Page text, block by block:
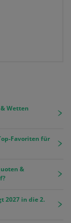
Wetten
Favoriten für
&
2027 in die 2.